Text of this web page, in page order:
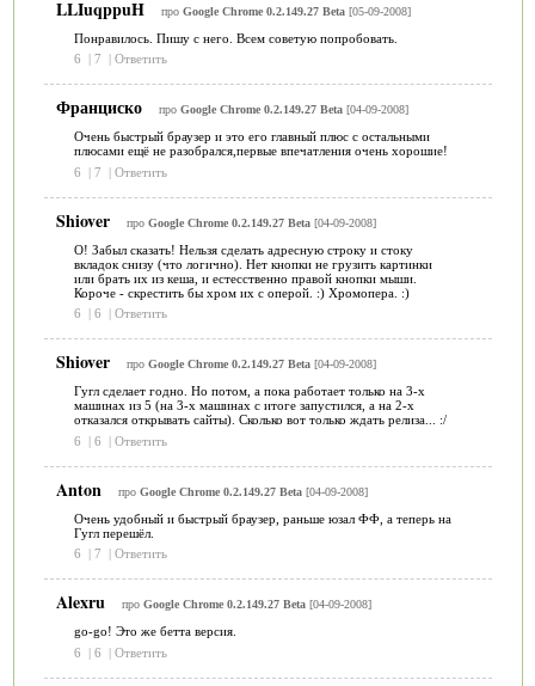
LLIuqppuH про Google Chrome 0.2.149.27 Beta[05-09-2008]
Понравилось. Пишу с него. Всем советую попробовать.
6
| 7 | Ответить
Франциско про Google Chrome 0.2.149.27 Beta[04-09-2008]
Очень быстрый браузер и это его главный плюс с остальными
плюсами ещё не разобрался,первые впечатления очень хорошие!
6
| 7 | Ответить
Shiover про Google Chrome 0.2.149.27 Beta[04-09-2008]
О! Забыл сказать! Нельзя сделать адресную строку и стоку
вкладок снизу (что логично). Нет кнопки не грузить картинки
или брать их из кеша, и естесственно правой кнопки мыши.
Короче - скрестить бы хром их с оперой. :) Хромопера. :)
6
| 6 | Ответить
Shiover про Google Chrome 0.2.149.27 Beta[04-09-2008]
Гугл сделает годно. Но потом, а пока работает только на 3-х
машинах из 5 (на 3-х машинах с итоге запустился, а на 2-х
отказался открывать сайты). Сколько вот только ждать релиза... :/
6
| 6 | Ответить
Anton про Google Chrome 0.2.149.27 Beta[04-09-2008]
Очень удобный и быстрый браузер, раньше юзал ФФ, а теперь на
Гугл перешёл.
6
| 7 | Ответить
Alexru про Google Chrome 0.2.149.27 Beta[04-09-2008]
go-go! Это же бетта версия.
6
| 6 | Ответить